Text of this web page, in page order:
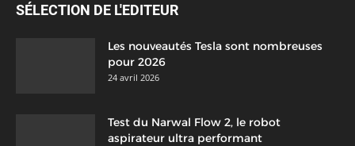
SÉLECTION DE L'EDITEUR
Les nouveautés Tesla sont nombreuses
pour 2026
24 avril 2026
Test du Narwal Flow 2, le robot
aspirateur ultra performant